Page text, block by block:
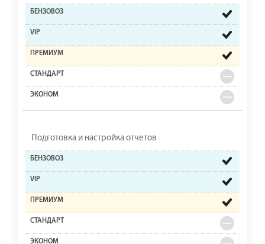
Подготовка и настройка отчетов